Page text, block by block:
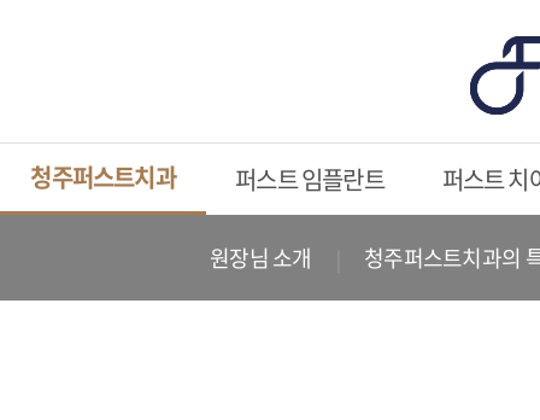
청주퍼스트치과 퍼스트 임플란트 퍼스트 치
원장님 소개 청주퍼스트치과의